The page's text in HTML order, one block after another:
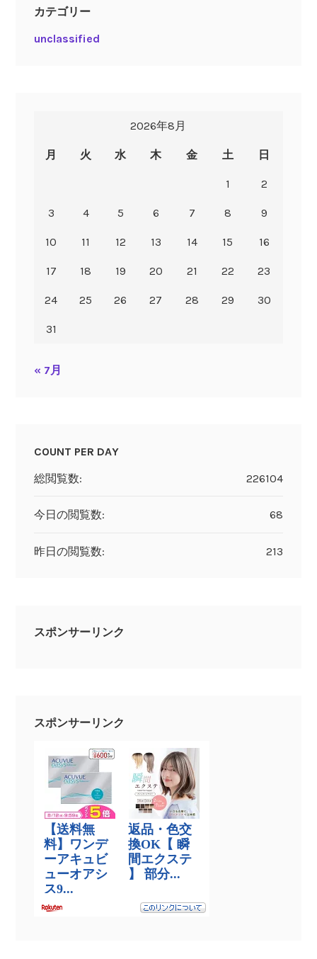
カテゴリー
unclassified
2026年8月
月 火 水 木 金 土 日
1 2
3 4 5 6 7 8 9
10 11 12 13 14 15 16
17 18 19 20 21 22 23
24 25 26 27 28 29 30
31
« 7月
COUNT PER DAY
226104
総閲覧数:
68
今日の閲覧数:
213
昨日の閲覧数:
スポンサーリンク
スポンサーリンク